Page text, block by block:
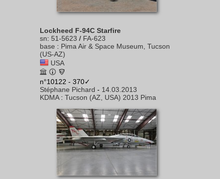
Lockheed F-94C Starfire
sn: 51-5623 / FA-623
base : Pima Air & Space Museum, Tucson
(US-AZ)
USA
n°10122 - 370✓
Stéphane Pichard - 14.03.2013
KDMA: Tucson (AZ, USA) 2013 Pima